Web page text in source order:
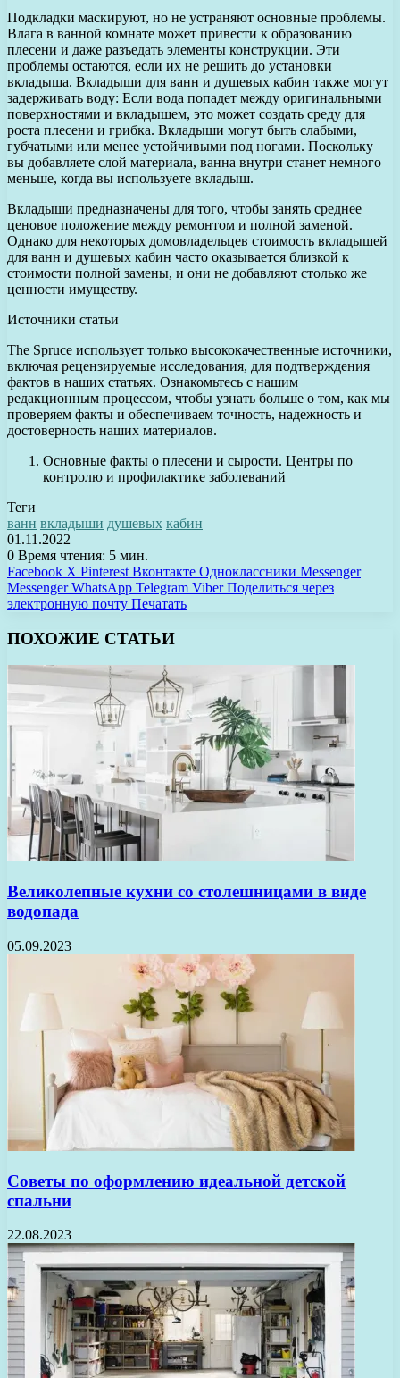
Подкладки маскируют, но не устраняют основные проблемы.
Влага в ванной комнате может привести к образованию
плесени и даже разъедать элементы конструкции. Эти
проблемы остаются, если их не решить до установки
вкладыша. Вкладыши для ванн и душевых кабин также могут
задерживать воду: Если вода попадет между оригинальными
поверхностями и вкладышем, это может создать среду для
роста плесени и грибка. Вкладыши могут быть слабыми,
губчатыми или менее устойчивыми под ногами. Поскольку
вы добавляете слой материала, ванна внутри станет немного
меньше, когда вы используете вкладыш.
Вкладыши предназначены для того, чтобы занять среднее
ценовое положение между ремонтом и полной заменой.
Однако для некоторых домовладельцев стоимость вкладышей
для ванн и душевых кабин часто оказывается близкой к
стоимости полной замены, и они не добавляют столько же
ценности имуществу.
Источники статьи
The Spruce использует только высококачественные источники,
включая рецензируемые исследования, для подтверждения
фактов в наших статьях. Ознакомьтесь с нашим
редакционным процессом, чтобы узнать больше о том, как мы
проверяем факты и обеспечиваем точность, надежность и
достоверность наших материалов.
Основные факты о плесени и сырости. Центры по
контролю и профилактике заболеваний
Теги
ванн вкладыши душевых кабин
01.11.2022
0 Время чтения: 5 мин.
Facebook X Pinterest Вконтакте Одноклассники Messenger
Messenger WhatsApp Telegram Viber Поделиться через
электронную почту Печатать
ПОХОЖИЕ СТАТЬИ
Великолепные кухни со столешницами в виде
водопада
05.09.2023
Советы по оформлению идеальной детской
спальни
22.08.2023